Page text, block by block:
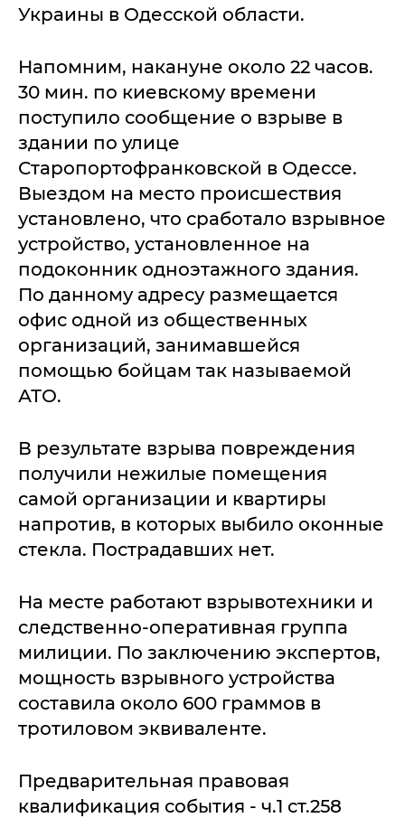
Украины в Одесской области.
Напомним, накануне около 22 часов.
30 мин. по киевскому времени
поступило сообщение о взрыве в
здании по улице
Старопортофранковской в Одессе.
Выездом на место происшествия
установлено, что сработало взрывное
устройство, установленное на
подоконник одноэтажного здания.
По данному адресу размещается
офис одной из общественных
организаций, занимавшейся
помощью бойцам так называемой
АТО.
В результате взрыва повреждения
получили нежилые помещения
самой организации и квартиры
напротив, в которых выбило оконные
стекла. Пострадавших нет.
На месте работают взрывотехники и
следственно-оперативная группа
милиции. По заключению экспертов,
мощность взрывного устройства
составила около 600 граммов в
тротиловом эквиваленте.
Предварительная правовая
квалификация события - ч.1 ст.258